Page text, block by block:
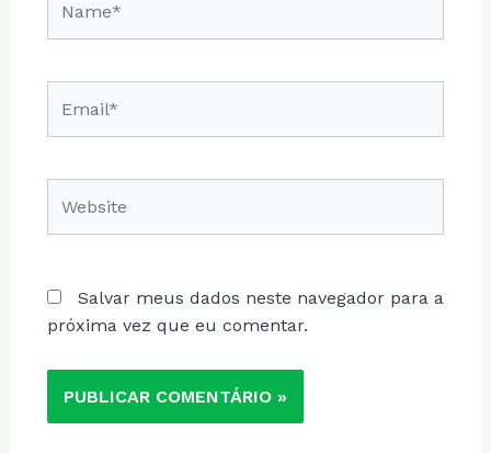
Salvar meus dados neste navegador para a
próxima vez que eu comentar.